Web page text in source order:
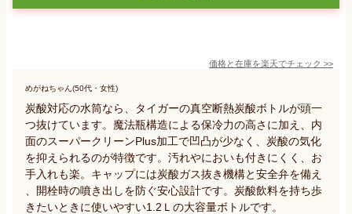
価格と在庫を楽天でチェック >>
めがねちゃん(50代・女性)
炭酸対応の水筒なら、タイガーの真空断熱炭酸ボトルが頭一
つ抜けています。魔法瓶構造による保冷力の高さに加え、内
面のスーパークリーンPlus加工で凹凸が少なく、炭酸の気化
を抑えられるのが特徴です。汚れやにおいも付きにくく、お
手入れも楽。キャップには炭酸ガス抜き機構と安全弁を備え
、開栓時の噴き出しを防ぐ安心設計です。炭酸飲料を持ち歩
きたいときに使いやすい1.2Ｌの大容量ボトルです。